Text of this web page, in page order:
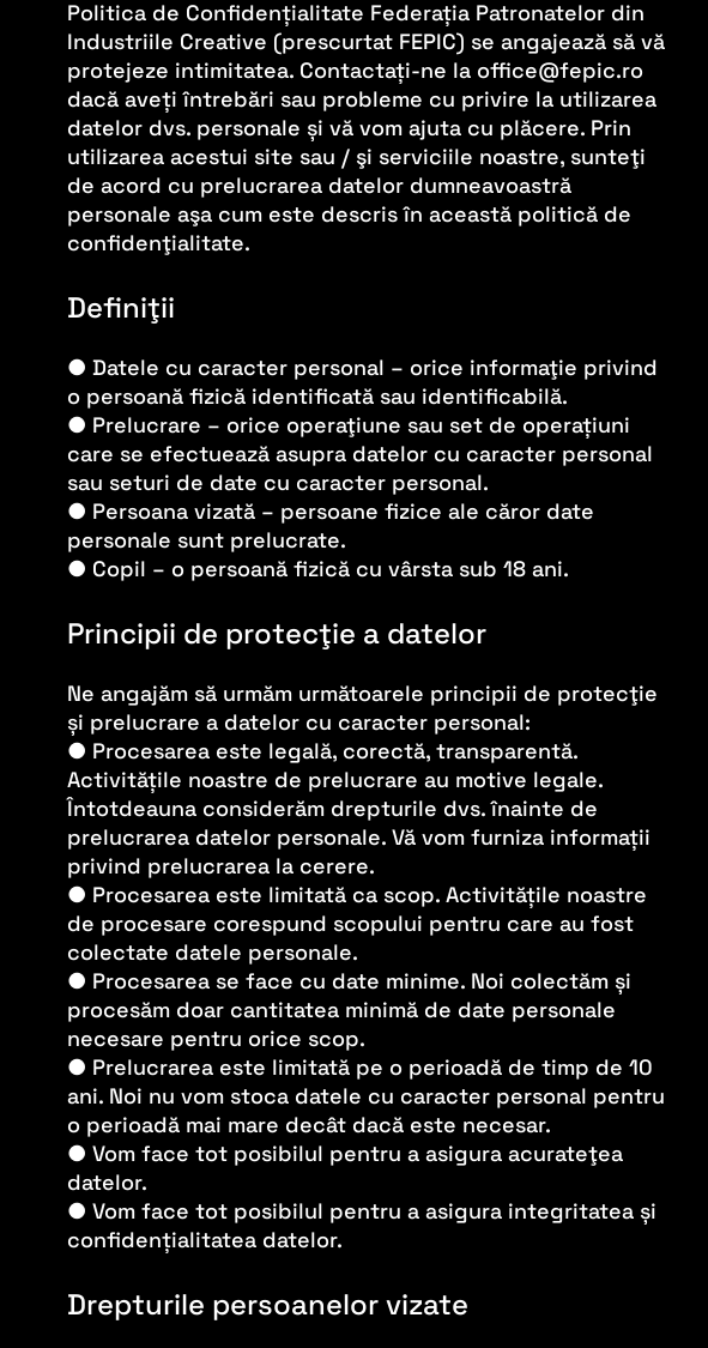
Politica de Confidențialitate Federația Patronatelor din
Industriile Creative (prescurtat FEPIC) se angajează să vă
protejeze intimitatea. Contactați-ne la office@fepic.ro
dacă aveți întrebări sau probleme cu privire la utilizarea
datelor dvs. personale și vă vom ajuta cu plăcere. Prin
utilizarea acestui site sau / şi serviciile noastre, sunteţi
de acord cu prelucrarea datelor dumneavoastră
personale aşa cum este descris în această politică de
confidenţialitate.
Definiţii
● Datele cu caracter personal – orice informaţie privind
o persoană fizică identificată sau identificabilă.
● Prelucrare – orice operaţiune sau set de operațiuni
care se efectuează asupra datelor cu caracter personal
sau seturi de date cu caracter personal.
● Persoana vizată – persoane fizice ale căror date
personale sunt prelucrate.
● Copil – o persoană fizică cu vârsta sub 18 ani.
Principii de protecţie a datelor
Ne angajăm să urmăm următoarele principii de protecţie
și prelucrare a datelor cu caracter personal:
● Procesarea este legală, corectă, transparentă.
Activitățile noastre de prelucrare au motive legale.
Întotdeauna considerăm drepturile dvs. înainte de
prelucrarea datelor personale. Vă vom furniza informații
privind prelucrarea la cerere.
● Procesarea este limitată ca scop. Activitățile noastre
de procesare corespund scopului pentru care au fost
colectate datele personale.
● Procesarea se face cu date minime. Noi colectăm și
procesăm doar cantitatea minimă de date personale
necesare pentru orice scop.
● Prelucrarea este limitată pe o perioadă de timp de 10
ani. Noi nu vom stoca datele cu caracter personal pentru
o perioadă mai mare decât dacă este necesar.
● Vom face tot posibilul pentru a asigura acurateţea
datelor.
● Vom face tot posibilul pentru a asigura integritatea și
confidențialitatea datelor.
Drepturile persoanelor vizate